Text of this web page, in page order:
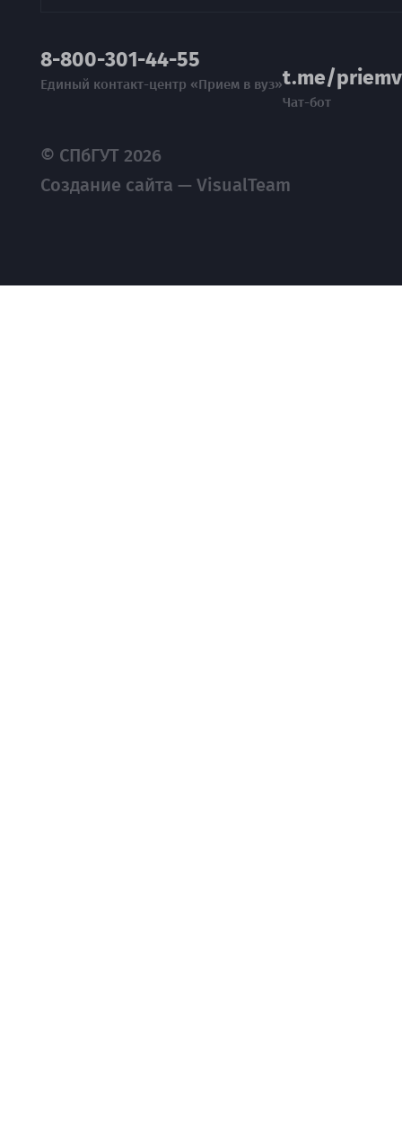
8-800-301-44-55
Единый контакт-центр «Прием в вуз»t.me/
Чат-бот
© СПбГУТ 2026
Создание сайта — VisualTeam